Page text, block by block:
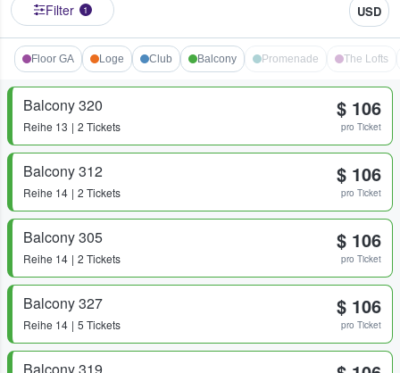
Filter 1 USD
Floor GA Loge Club Balcony Promenade The Lofts
Balcony 320
Reihe 13 2 Tickets
$ 106
pro Ticket
Balcony 312
Reihe 14 2 Tickets
$ 106
pro Ticket
Balcony 305
Reihe 14 2 Tickets
$ 106
pro Ticket
Balcony 327
Reihe 14 5 Tickets
$ 106
pro Ticket